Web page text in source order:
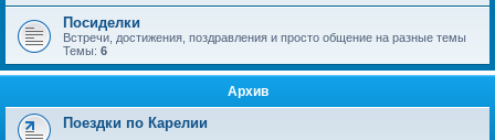
Посиделки
Встречи, достижения, поздравления и просто общение на разные темы
Темы: 6
Архив
Поездки по Карелии